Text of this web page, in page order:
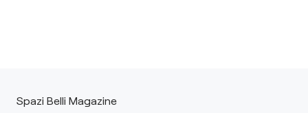
Spazi Belli Magazine